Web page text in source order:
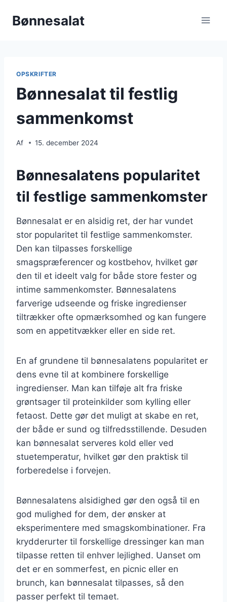
Bønnesalat
OPSKRIFTER
Bønnesalat til festlig
sammenkomst
Af 15. december 2024
Bønnesalatens popularitet
til festlige sammenkomster
Bønnesalat er en alsidig ret, der har vundet
stor popularitet til festlige sammenkomster.
Den kan tilpasses forskellige
smagspræferencer og kostbehov, hvilket gør
den til et ideelt valg for både store fester og
intime sammenkomster. Bønnesalatens
farverige udseende og friske ingredienser
tiltrækker ofte opmærksomhed og kan fungere
som en appetitvækker eller en side ret.
En af grundene til bønnesalatens popularitet er
dens evne til at kombinere forskellige
ingredienser. Man kan tilføje alt fra friske
grøntsager til proteinkilder som kylling eller
fetaost. Dette gør det muligt at skabe en ret,
der både er sund og tilfredsstillende. Desuden
kan bønnesalat serveres kold eller ved
stuetemperatur, hvilket gør den praktisk til
forberedelse i forvejen.
Bønnesalatens alsidighed gør den også til en
god mulighed for dem, der ønsker at
eksperimentere med smagskombinationer. Fra
krydderurter til forskellige dressinger kan man
tilpasse retten til enhver lejlighed. Uanset om
det er en sommerfest, en picnic eller en
brunch, kan bønnesalat tilpasses, så den
passer perfekt til temaet.